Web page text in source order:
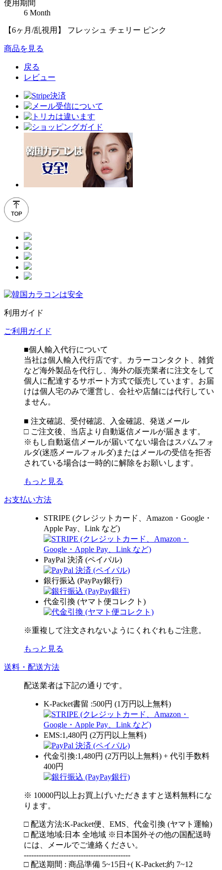
使用期間
6 Month
【6ヶ月/乱視用】 フレッシュ チェリー ピンク
商品を見る
戻る
レビュー
利用ガイド
ご利用ガイド
■個人輸入代行について
当社は個人輸入代行店です。カラーコンタクト、雑貨
など海外製品を代行し、海外の販売業者に注文をして
個人に配達するサポート方式で販売しています。お届
けは個人宅のみで運営し、会社や店舗には代行してい
ません。
■ 注文確認、受付確認、入金確認、発送メール
□ ご注文後、当店より自動返信メールが届きます。
※もし自動返信メールが届いてない場合はスパムフォ
ルダ(迷惑メールフォルダ)またはメールの受信を拒否
されている場合は一時的に解除をお願いします。
もっと見る
お支払い方法
STRIPE (クレジットカード、Amazon・Google・
Apple Pay、Link など)
PayPal 決済 (ペイパル)
銀行振込 (PayPay銀行)
代金引換 (ヤマト便コレクト)
※重複して注文されないようにくれぐれもご注意。
もっと見る
送料・配送方法
配送業者は下記の通りです。
K-Packet書留 :500円 (1万円以上無料)
EMS:1,480円 (2万円以上無料)
代金引換:1,480円 (2万円以上無料) + 代引手数料
400円
※ 10000円以上お買上げいただきますと送料無料にな
ります。
□ 配送方法:K-Packet便、EMS、代金引換 (ヤマト運輸)
□ 配送地域:日本 全地域 ※日本国外その他の国配送時
には、メールでご連絡ください。
-------------------------------------------
□ 配送期間 : 商品準備 5~15日+( K-Packet:約 7~12